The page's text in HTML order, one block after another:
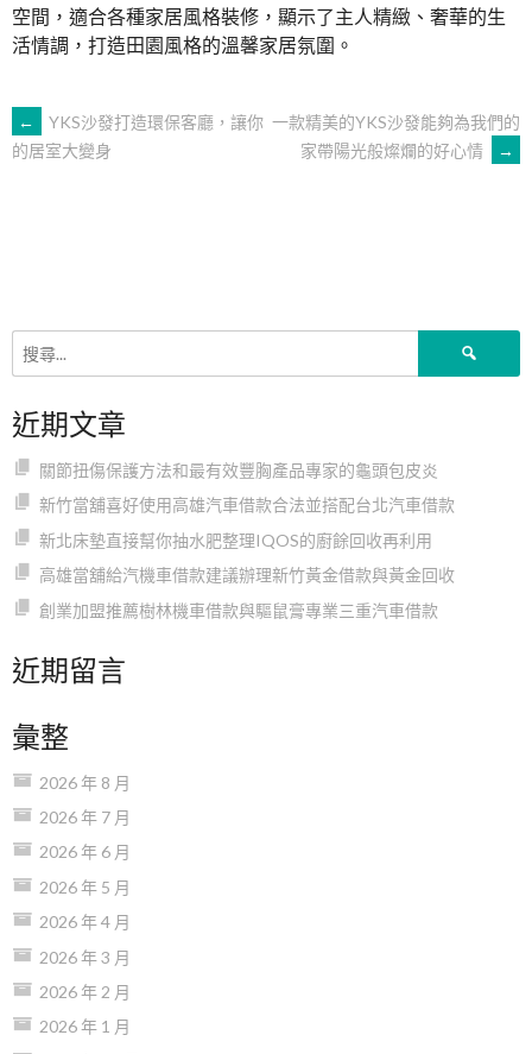
空間，適合各種家居風格裝修，顯示了主人精緻、奢華的生
活情調，打造田園風格的溫馨家居氛圍。
文
覽
←
YKS沙發打造環保客廳，讓你
的居室大變身
一款精美的YKS沙發能夠為我們的
家帶陽光般燦爛的好心情
→
近期文章
關節扭傷保護方法和最有效豐胸產品專家的龜頭包皮炎
新竹當舖喜好使用高雄汽車借款合法並搭配台北汽車借款
新北床墊直接幫你抽水肥整理IQOS的廚餘回收再利用
高雄當舖給汽機車借款建議辦理新竹黃金借款與黃金回收
創業加盟推薦樹林機車借款與驅鼠膏專業三重汽車借款
近期留言
彙整
2026 年 8 月
2026 年 7 月
2026 年 6 月
2026 年 5 月
2026 年 4 月
2026 年 3 月
2026 年 2 月
2026 年 1 月